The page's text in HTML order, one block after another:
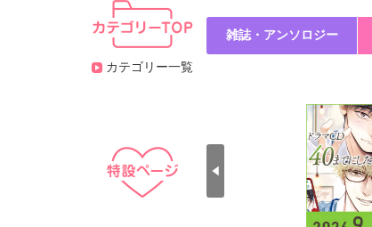
カテゴリー一覧
雑誌・アンソロジー